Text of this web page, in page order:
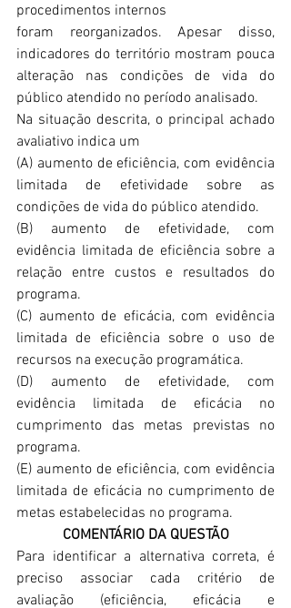
procedimentos internos
foram reorganizados. Apesar disso,
indicadores do território mostram pouca
alteração nas condições de vida do
público atendido no período analisado.
Na situação descrita, o principal achado
avaliativo indica um
(A) aumento de eficiência, com evidência
limitada de efetividade sobre as
condições de vida do público atendido.
(B) aumento de efetividade, com
evidência limitada de eficiência sobre a
relação entre custos e resultados do
programa.
(C) aumento de eficácia, com evidência
limitada de eficiência sobre o uso de
recursos na execução programática.
(D) aumento de efetividade, com
evidência limitada de eficácia no
cumprimento das metas previstas no
programa.
(E) aumento de eficiência, com evidência
limitada de eficácia no cumprimento de
metas estabelecidas no programa.
COMENTÁRIO DA QUESTÃO
Para identificar a alternativa correta, é
preciso associar cada critério de
avaliação (eficiência, eficácia e